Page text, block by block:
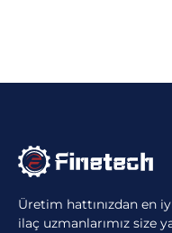
Üretim hattınızdan en
ilaç uzmanlarımız size